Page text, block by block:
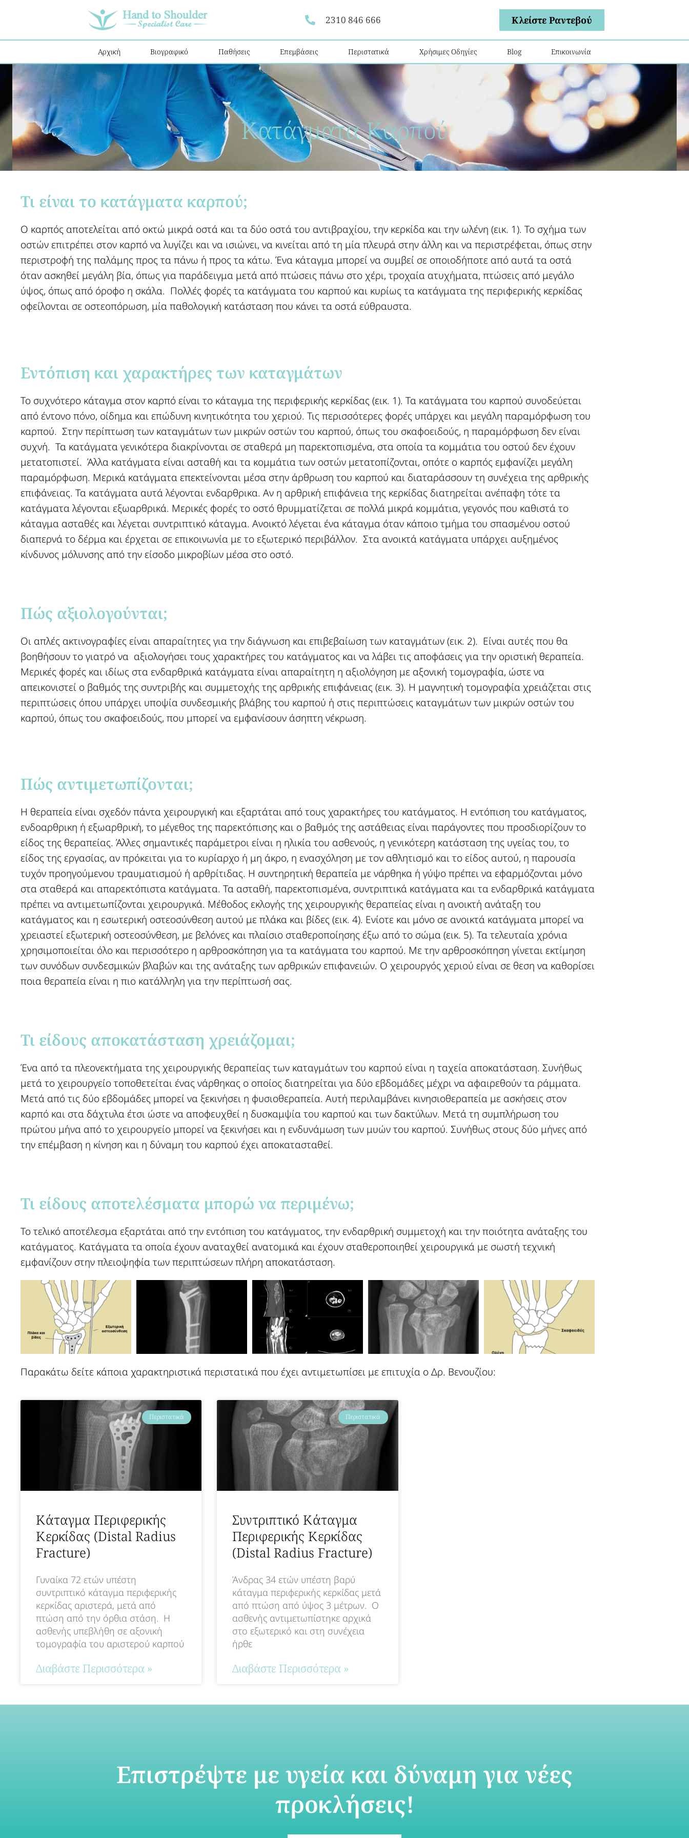
2310 846 666 Κλείστε Ραντεβού
Αρχική Βιογραφικό Παθήσεις Επεμβάσεις Περιστατικά Χρήσιμες Οδηγίες Blog Επικοινωνία
Κατάγματα Καρπού​
Τι είναι το κατάγματα καρπού;​
Ο καρπός αποτελείται από οκτώ μικρά οστά και τα δύο οστά του αντιβραχίου, την κερκίδα και την ωλένη (εικ. 1). Το σχήμα των
οστών επιτρέπει στον καρπό να λυγίζει και να ισιώνει, να κινείται από τη μία πλευρά στην άλλη και να περιστρέφεται, όπως στην
περιστροφή της παλάμης προς τα πάνω ή προς τα κάτω. Ένα κάταγμα μπορεί να συμβεί σε οποιοδήποτε από αυτά τα οστά
όταν ασκηθεί μεγάλη βία, όπως για παράδειγμα μετά από πτώσεις πάνω στο χέρι, τροχαία ατυχήματα, πτώσεις από μεγάλο
ύψος, όπως από όροφο η σκάλα. Πολλές φορές τα κατάγματα του καρπού και κυρίως τα κατάγματα της περιφερικής κερκίδας
οφείλονται σε οστεοπόρωση, μία παθολογική κατάσταση που κάνει τα οστά εύθραυστα.
Εντόπιση και χαρακτήρες των καταγμάτων​
Το συχνότερο κάταγμα στον καρπό είναι το κάταγμα της περιφερικής κερκίδας (εικ. 1). Τα κατάγματα του καρπού συνοδεύεται
από έντονο πόνο, οίδημα και επώδυνη κινητικότητα του χεριού. Τις περισσότερες φορές υπάρχει και μεγάλη παραμόρφωση του
καρπού. Στην περίπτωση των καταγμάτων των μικρών οστών του καρπού, όπως του σκαφοειδούς, η παραμόρφωση δεν είναι
συχνή. Τα κατάγματα γενικότερα διακρίνονται σε σταθερά μη παρεκτοπισμένα, στα οποία τα κομμάτια του οστού δεν έχουν
μετατοπιστεί. Άλλα κατάγματα είναι ασταθή και τα κομμάτια των οστών μετατοπίζονται, οπότε ο καρπός εμφανίζει μεγάλη
παραμόρφωση. Μερικά κατάγματα επεκτείνονται μέσα στην άρθρωση του καρπού και διαταράσσουν τη συνέχεια της αρθρικής
επιφάνειας. Τα κατάγματα αυτά λέγονται ενδαρθρικα. Αν η αρθρική επιφάνεια της κερκίδας διατηρείται ανέπαφη τότε τα
κατάγματα λέγονται εξωαρθρικά. Μερικές φορές το οστό θρυμματίζεται σε πολλά μικρά κομμάτια, γεγονός που καθιστά το
κάταγμα ασταθές και λέγεται συντριπτικό κάταγμα. Ανοικτό λέγεται ένα κάταγμα όταν κάποιο τμήμα του σπασμένου οστού
διαπερνά το δέρμα και έρχεται σε επικοινωνία με το εξωτερικό περιβάλλον. Στα ανοικτά κατάγματα υπάρχει αυξημένος
κίνδυνος μόλυνσης από την είσοδο μικροβίων μέσα στο οστό.
Πώς αξιολογούνται;​
Οι απλές ακτινογραφίες είναι απαραίτητες για την διάγνωση και επιβεβαίωση των καταγμάτων (εικ. 2). Είναι αυτές που θα
βοηθήσουν το γιατρό να αξιολογήσει τους χαρακτήρες του κατάγματος και να λάβει τις αποφάσεις για την οριστική θεραπεία.
Μερικές φορές και ιδίως στα ενδαρθρικά κατάγματα είναι απαραίτητη η αξιολόγηση με αξονική τομογραφία, ώστε να
απεικονιστεί ο βαθμός της συντριβής και συμμετοχής της αρθρικής επιφάνειας (εικ. 3). Η μαγνητική τομογραφία χρειάζεται στις
περιπτώσεις όπου υπάρχει υποψία συνδεσμικής βλάβης του καρπού ή στις περιπτώσεις καταγμάτων των μικρών οστών του
καρπού, όπως του σκαφοειδούς, που μπορεί να εμφανίσουν άσηπτη νέκρωση.
Πώς αντιμετωπίζονται; ​
Η θεραπεία είναι σχεδόν πάντα χειρουργική και εξαρτάται από τους χαρακτήρες του κατάγματος. Η εντόπιση του κατάγματος,
ενδοαρθρικη ή εξωαρθρική, το μέγεθος της παρεκτόπισης και ο βαθμός της αστάθειας είναι παράγοντες που προσδιορίζουν το
είδος της θεραπείας. Άλλες σημαντικές παράμετροι είναι η ηλικία του ασθενούς, η γενικότερη κατάσταση της υγείας του, το
είδος της εργασίας, αν πρόκειται για το κυρίαρχο ή μη άκρο, η ενασχόληση με τον αθλητισμό και το είδος αυτού, η παρουσία
τυχόν προηγούμενου τραυματισμού ή αρθρίτιδας. Η συντηρητική θεραπεία με νάρθηκα ή γύψο πρέπει να εφαρμόζονται μόνο
στα σταθερά και απαρεκτόπιστα κατάγματα. Τα ασταθή, παρεκτοπισμένα, συντριπτικά κατάγματα και τα ενδαρθρικά κατάγματα
πρέπει να αντιμετωπίζονται χειρουργικά. Μέθοδος εκλογής της χειρουργικής θεραπείας είναι η ανοικτή ανάταξη του
κατάγματος και η εσωτερική οστεοσύνθεση αυτού με πλάκα και βίδες (εικ. 4). Ενίοτε και μόνο σε ανοικτά κατάγματα μπορεί να
χρειαστεί εξωτερική οστεοσύνθεση, με βελόνες και πλαίσιο σταθεροποίησης έξω από το σώμα (εικ. 5). Τα τελευταία χρόνια
χρησιμοποιείται όλο και περισσότερο η αρθροσκόπηση για τα κατάγματα του καρπού. Με την αρθροσκόπηση γίνεται εκτίμηση
των συνόδων συνδεσμικών βλαβών και της ανάταξης των αρθρικών επιφανειών. Ο χειρουργός χεριού είναι σε θεση να καθορίσει
ποια θεραπεία είναι η πιο κατάλληλη για την περίπτωσή σας.
Τι είδους αποκατάσταση χρειάζομαι;​
Ένα από τα πλεονεκτήματα της χειρουργικής θεραπείας των καταγμάτων του καρπού είναι η ταχεία αποκατάσταση. Συνήθως
μετά το χειρουργείο τοποθετείται ένας νάρθηκας ο οποίος διατηρείται για δύο εβδομάδες μέχρι να αφαιρεθούν τα ράμματα.
Μετά από τις δύο εβδομάδες μπορεί να ξεκινήσει η φυσιοθεραπεία. Αυτή περιλαμβάνει κινησιοθεραπεία με ασκήσεις στον
καρπό και στα δάχτυλα έτσι ώστε να αποφευχθεί η δυσκαμψία του καρπού και των δακτύλων. Μετά τη συμπλήρωση του
πρώτου μήνα από το χειρουργείο μπορεί να ξεκινήσει και η ενδυνάμωση των μυών του καρπού. Συνήθως στους δύο μήνες από
την επέμβαση η κίνηση και η δύναμη του καρπού έχει αποκατασταθεί.
Τι είδους αποτελέσματα μπορώ να περιμένω;​
Το τελικό αποτέλεσμα εξαρτάται από την εντόπιση του κατάγματος, την ενδαρθρική συμμετοχή και την ποιότητα ανάταξης του
κατάγματος. Κατάγματα τα οποία έχουν αναταχθεί ανατομικά και έχουν σταθεροποιηθεί χειρουργικά με σωστή τεχνική
εμφανίζουν στην πλειοψηφία των περιπτώσεων πλήρη αποκατάσταση.
Παρακάτω δείτε κάποια χαρακτηριστικά περιστατικά που έχει αντιμετωπίσει με επιτυχία ο Δρ. Βενουζίου:
Περιστατικά
Κάταγμα Περιφερικής
Κερκίδας (Distal Radius
Fracture)
Γυναίκα 72 ετών υπέστη
συντριπτικό κάταγμα περιφερικής
κερκίδας αριστερά, μετά από
πτώση από την όρθια στάση. Η
ασθενής υπεβλήθη σε αξονική
τομογραφία του αριστερού καρπού
Διαβάστε Περισσότερα »
Περιστατικά
Συντριπτικό Κάταγμα
Περιφερικής Κερκίδας
(Distal Radius Fracture)
Άνδρας 34 ετών υπέστη βαρύ
κάταγμα περιφερικής κερκίδας μετά
από πτώση από ύψος 3 μέτρων. Ο
ασθενής αντιμετωπίστηκε αρχικά
στο εξωτερικό και στη συνέχεια
ήρθε
Διαβάστε Περισσότερα »
Επιστρέψτε με υγεία και δύναμη για νέες
προκλήσεις!